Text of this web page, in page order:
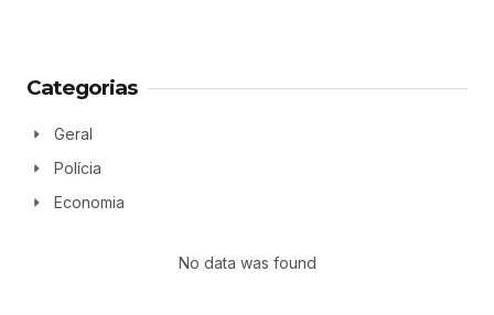
Categorias
Geral
Polícia
Economia
No data was found